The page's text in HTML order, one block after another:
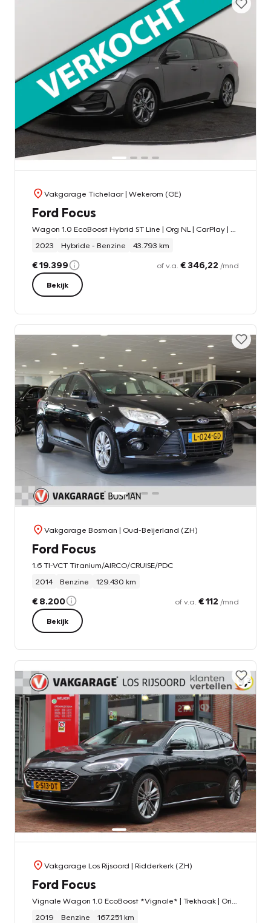
Vakgarage Tichelaar| Wekerom (GE)
Ford Focus
2023
Hybride - Benzine 43.793 km
€ 19.399 of v.a. € 346,22 /mnd
Bekijk
Vakgarage Bosman | Oud-Beijerland (ZH)
Ford Focus
1.6 TI-VCT Titanium/AIRCO/CRUISE/PDC
2014
Benzine 129.430 km
€ 8.200 of v.a. € 112 /mnd
Bekijk
Vakgarage Los Rijsoord | Ridderkerk (ZH)
Ford Focus
2019
Benzine 167.251 km